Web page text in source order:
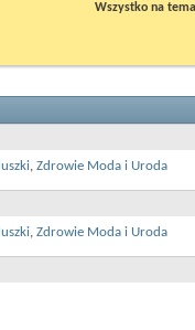
Wszystko na
, Zdrowie Moda i Uroda
, Zdrowie Moda i Uroda